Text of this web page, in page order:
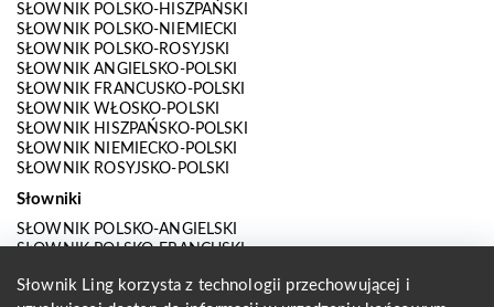
SŁOWNIK POLSKO-HISZPAŃSKI
SŁOWNIK POLSKO-NIEMIECKI
SŁOWNIK POLSKO-ROSYJSKI
SŁOWNIK ANGIELSKO-POLSKI
SŁOWNIK FRANCUSKO-POLSKI
SŁOWNIK WŁOSKO-POLSKI
SŁOWNIK HISZPAŃSKO-POLSKI
SŁOWNIK NIEMIECKO-POLSKI
SŁOWNIK ROSYJSKO-POLSKI
Słowniki
SŁOWNIK POLSKO-ANGIELSKI
SŁOWNIK POLSKO-FRANCUSKI
SŁOWNIK POLSKO-HISZPAŃSKI
Słownik Ling korzysta z technologii przechowującej i